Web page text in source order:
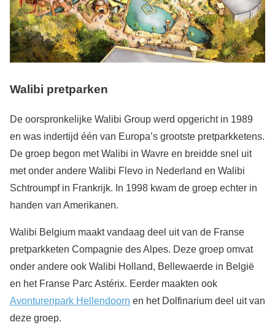
Walibi pretparken
De oorspronkelijke Walibi Group werd opgericht in 1989
en was indertijd één van Europa’s grootste pretparkketens.
De groep begon met Walibi in Wavre en breidde snel uit
met onder andere Walibi Flevo in Nederland en Walibi
Schtroumpf in Frankrijk. In 1998 kwam de groep echter in
handen van Amerikanen.
Walibi Belgium maakt vandaag deel uit van de Franse
pretparkketen Compagnie des Alpes. Deze groep omvat
onder andere ook Walibi Holland, Bellewaerde in België
en het Franse Parc Astérix. Eerder maakten ook
Avonturenpark Hellendoorn en het Dolfinarium deel uit van
deze groep.